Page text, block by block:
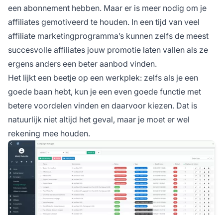
een abonnement hebben. Maar er is meer nodig om je
affiliates gemotiveerd te houden. In een tijd van veel
affiliate marketingprogramma’s kunnen zelfs de meest
succesvolle affiliates jouw promotie laten vallen als ze
ergens anders een beter aanbod vinden.
Het lijkt een beetje op een werkplek: zelfs als je een
goede baan hebt, kun je een even goede functie met
betere voordelen vinden en daarvoor kiezen. Dat is
natuurlijk niet altijd het geval, maar je moet er wel
rekening mee houden.